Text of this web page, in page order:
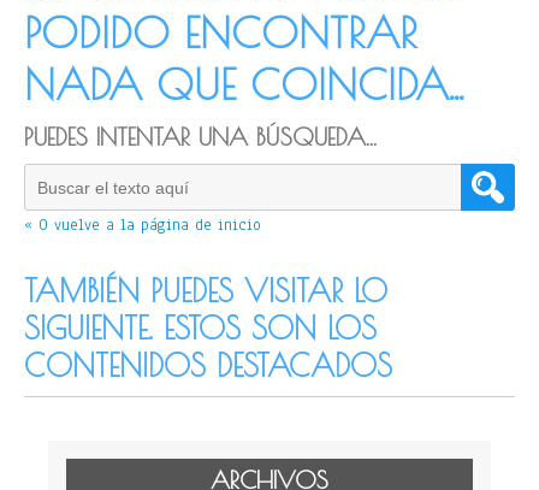
PODIDO ENCONTRAR
NADA QUE COINCIDA...
PUEDES INTENTAR UNA BÚSQUEDA...
« O vuelve a la página de inicio
TAMBIÉN PUEDES VISITAR LO
SIGUIENTE. ESTOS SON LOS
CONTENIDOS DESTACADOS
ARCHIVOS